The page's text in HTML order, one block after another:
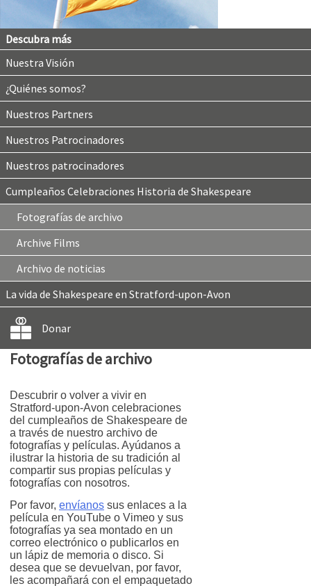
Descubra más
Nuestra Visión
¿Quiénes somos?
Nuestros Partners
Nuestros Patrocinadores
Nuestros patrocinadores
Cumpleaños Celebraciones Historia de Shakespeare
Fotografías de archivo
Archive Films
Archivo de noticias
La vida de Shakespeare en Stratford-upon-Avon
Donar
Fotografías de archivo
Descubrir o volver a vivir en
Stratford-upon-Avon celebraciones
del cumpleaños de Shakespeare de
a través de nuestro archivo de
fotografías y películas. Ayúdanos a
ilustrar la historia de su tradición al
compartir sus propias películas y
fotografías con nosotros.
Por favor, envíanos sus enlaces a la
película en YouTube o Vimeo y sus
fotografías ya sea montado en un
correo electrónico o publicarlos en
un lápiz de memoria o disco. Si
desea que se devuelvan, por favor,
les acompañará con el empaquetado